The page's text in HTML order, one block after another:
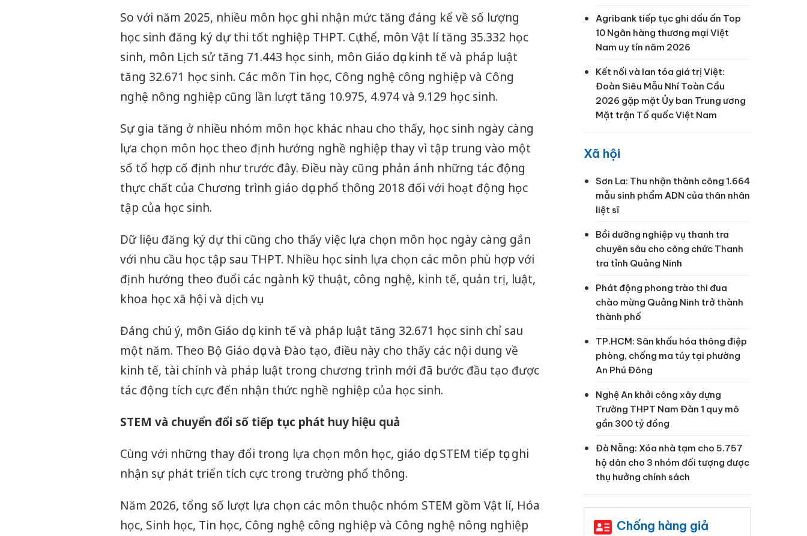
So với năm 2025, nhiều môn học ghi nhận mức tăng đáng kể về số lượng
học sinh đăng ký dự thi tốt nghiệp THPT. Cụ thể, môn Vật lí tăng 35.332 học
sinh, môn Lịch sử tăng 71.443 học sinh, môn Giáo dục kinh tế và pháp luật
tăng 32.671 học sinh. Các môn Tin học, Công nghệ công nghiệp và Công
nghệ nông nghiệp cũng lần lượt tăng 10.975, 4.974 và 9.129 học sinh.
Sự gia tăng ở nhiều nhóm môn học khác nhau cho thấy, học sinh ngày càng
lựa chọn môn học theo định hướng nghề nghiệp thay vì tập trung vào một
số tổ hợp cố định như trước đây. Điều này cũng phản ánh những tác động
thực chất của Chương trình giáo dục phổ thông 2018 đối với hoạt động học
tập của học sinh.
Dữ liệu đăng ký dự thi cũng cho thấy việc lựa chọn môn học ngày càng gắn
với nhu cầu học tập sau THPT. Nhiều học sinh lựa chọn các môn phù hợp với
định hướng theo đuổi các ngành kỹ thuật, công nghệ, kinh tế, quản trị, luật,
khoa học xã hội và dịch vụ.
Đáng chú ý, môn Giáo dục kinh tế và pháp luật tăng 32.671 học sinh chỉ sau
một năm. Theo Bộ Giáo dục và Đào tạo, điều này cho thấy các nội dung về
kinh tế, tài chính và pháp luật trong chương trình mới đã bước đầu tạo được
tác động tích cực đến nhận thức nghề nghiệp của học sinh.
STEM và chuyển đổi số tiếp tục phát huy hiệu quả
Cùng với những thay đổi trong lựa chọn môn học, giáo dục STEM tiếp tục ghi
nhận sự phát triển tích cực trong trường phổ thông.
Năm 2026, tổng số lượt lựa chọn các môn thuộc nhóm STEM gồm Vật lí, Hóa
học, Sinh học, Tin học, Công nghệ công nghiệp và Công nghệ nông nghiệp
Agribank tiếp tục ghi dấu ấn Top
10 Ngân hàng thương mại Việt
Nam uy tín năm 2026
Kết nối và lan tỏa giá trị Việt:
Đoàn Siêu Mẫu Nhí Toàn Cầu
2026 gặp mặt Ủy ban Trung ương
Mặt trận Tổ quốc Việt Nam
Xã hội
Sơn La: Thu nhận thành công 1.664
mẫu sinh phẩm ADN của thân nhân
liệt sĩ
Bồi dưỡng nghiệp vụ thanh tra
chuyên sâu cho công chức Thanh
tra tỉnh Quảng Ninh
Phát động phong trào thi đua
chào mừng Quảng Ninh trở thành
thành phố
TP.HCM: Sân khấu hóa thông điệp
phòng, chống ma túy tại phường
An Phú Đông
Nghệ An khởi công xây dựng
Trường THPT Nam Đàn 1 quy mô
gần 300 tỷ đồng
Đà Nẵng: Xóa nhà tạm cho 5.757
hộ dân cho 3 nhóm đối tượng được
thụ hưởng chính sách
Chống hàng giả